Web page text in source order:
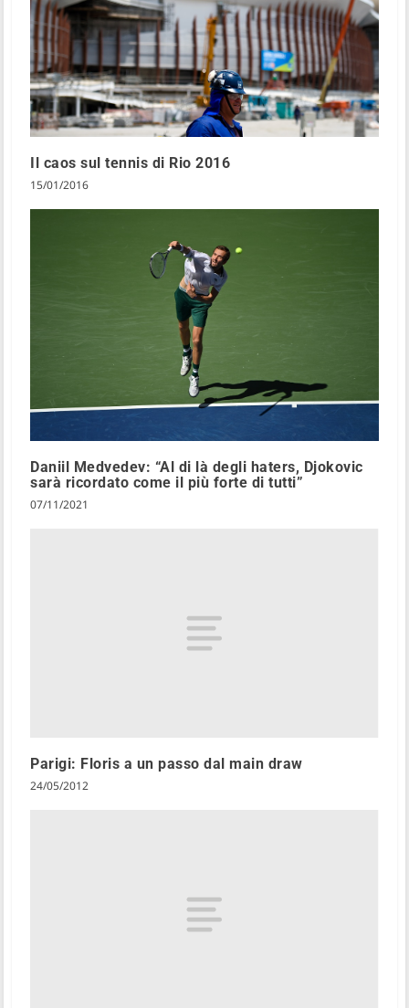
Il caos sul tennis di Rio 2016
15/01/2016
Daniil Medvedev: “Al di là degli haters, Djokovic
sarà ricordato come il più forte di tutti”
07/11/2021
Parigi: Floris a un passo dal main draw
24/05/2012